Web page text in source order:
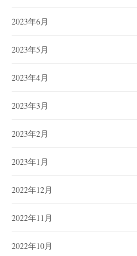
2023年6月
2023年5月
2023年4月
2023年3月
2023年2月
2023年1月
2022年12月
2022年11月
2022年10月